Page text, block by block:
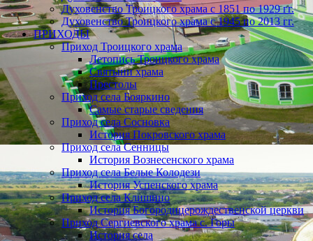
Духовенство Троицкого храма с 1851 по 1929 гг.
Духовенство Троицкого храма с 1945 по 2013 гг.
ПРИХОДЫ
Приход Троицкого храма
Летопись Троицкого храма
Святыни храма
Престолы
Приход села Бояркино
Самые старые сведения
Приход села Сосновка
История Покровского храма
Приход села Сенницы
История Вознесенского храма
Приход села Белые Колодези
История Успенского храма
Приход села Клишино
История Богородицерождественской церкви
Приход Сергиевского храма с. Горы
История села